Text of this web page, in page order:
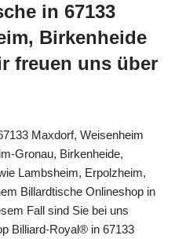
in 67133
Birkenheide
freuen uns über
Maxdorf, Weisenheim
Gronau, Birkenheide,
Lambsheim, Erpolzheim,
Billardtische Onlineshop in
Fall sind Sie bei uns
Billiard-Royal® in 67133